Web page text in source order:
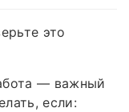
это
— важный
если: